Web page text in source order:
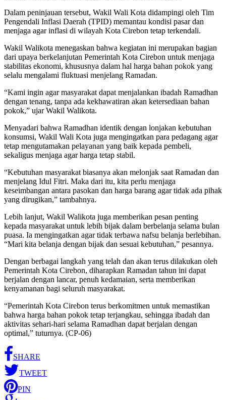
Dalam peninjauan tersebut, Wakil Wali Kota didampingi oleh Tim
Pengendali Inflasi Daerah (TPID) memantau kondisi pasar dan
menjaga agar inflasi di wilayah Kota Cirebon tetap terkendali.
Wakil Walikota menegaskan bahwa kegiatan ini merupakan bagian
dari upaya berkelanjutan Pemerintah Kota Cirebon untuk menjaga
stabilitas ekonomi, khususnya dalam hal harga bahan pokok yang
selalu mengalami fluktuasi menjelang Ramadan.
“Kami ingin agar masyarakat dapat menjalankan ibadah Ramadhan
dengan tenang, tanpa ada kekhawatiran akan ketersediaan bahan
pokok,” ujar Wakil Walikota.
Menyadari bahwa Ramadhan identik dengan lonjakan kebutuhan
konsumsi, Wakil Wali Kota juga mengingatkan para pedagang agar
tetap mengutamakan pelayanan yang baik kepada pembeli,
sekaligus menjaga agar harga tetap stabil.
“Kebutuhan masyarakat biasanya akan melonjak saat Ramadan dan
menjelang Idul Fitri. Maka dari itu, kita perlu menjaga
keseimbangan antara pasokan dan harga barang agar tidak ada pihak
yang dirugikan,” tambahnya.
Lebih lanjut, Wakil Walikota juga memberikan pesan penting
kepada masyarakat untuk lebih bijak dalam berbelanja selama bulan
puasa. Ia mengingatkan agar tidak terbawa nafsu belanja berlebihan.
“Mari kita belanja dengan bijak dan sesuai kebutuhan,” pesannya.
Dengan berbagai langkah yang telah dan akan terus dilakukan oleh
Pemerintah Kota Cirebon, diharapkan Ramadan tahun ini dapat
berjalan dengan lancar, penuh kedamaian, serta memberikan
kenyamanan bagi seluruh masyarakat.
“Pemerintah Kota Cirebon terus berkomitmen untuk memastikan
bahwa harga bahan pokok tetap terjangkau, sehingga ibadah dan
aktivitas sehari-hari selama Ramadhan dapat berjalan dengan
optimal,” tuturnya. (CP-06)
SHARE
TWEET
PIN